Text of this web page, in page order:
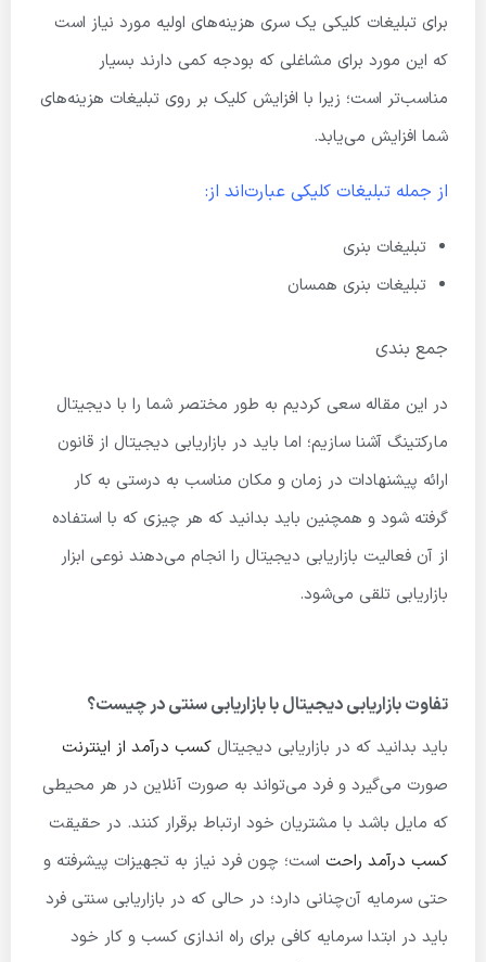
برای تبلیغات کلیکی یک سری هزینه‌های اولیه مورد نیاز است
که این مورد برای مشاغلی که بودجه کمی دارند بسیار
مناسب‌تر است؛ زیرا با افزایش کلیک بر روی تبلیغات هزینه‌های
شما افزایش می‌یابد.
از جمله تبلیغات کلیکی عبارت‌اند از:
تبلیغات بنری
تبلیغات بنری همسان
جمع بندی
در این مقاله سعی کردیم به طور مختصر شما را با دیجیتال
مارکتینگ آشنا سازیم؛ اما باید در بازاریابی دیجیتال از قانون
ارائه پیشنهادات در زمان و مکان مناسب به درستی به کار
گرفته شود و همچنین باید بدانید که هر چیزی که با استفاده
از آن فعالیت بازاریابی دیجیتال را انجام می‌دهند نوعی ابزار
بازاریابی تلقی می‌شود.
تفاوت بازاریابی دیجیتال با بازاریابی سنتی در چیست؟
باید بدانید که در بازاریابی دیجیتال کسب درآمد از اینترنت
صورت می‌گیرد و فرد می‌تواند به صورت آنلاین در هر محیطی
که مایل باشد با مشتریان خود ارتباط برقرار کنند. در حقیقت
کسب درآمد راحت است؛ چون فرد نیاز به تجهیزات پیشرفته و
حتی سرمایه آن‌چنانی دارد؛ در حالی که در بازاریابی سنتی فرد
باید در ابتدا سرمایه کافی برای راه اندازی کسب و کار خود